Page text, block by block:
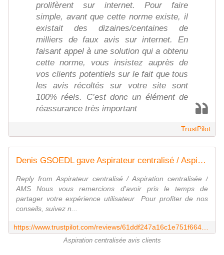
prolifèrent sur internet. Pour faire
simple, avant que cette norme existe, il
existait des dizaines/centaines de
milliers de faux avis sur internet. En
faisant appel à une solution qui a obtenu
cette norme, vous insistez auprès de
vos clients potentiels sur le fait que tous
les avis récoltés sur votre site sont
100% réels. C’est donc un élément de
réassurance très important
TrustPilot
Denis GSOEDL gave Aspirateur centralisé / Aspiration centralisée / AMS 5 stars. Check out the full review...
Reply from Aspirateur centralisé / Aspiration centralisée /
AMS Nous vous remercions d'avoir pris le temps de
partager votre expérience utilisateur ‎‍ Pour profiter de nos
conseils, suivez n...
Aspiration centralisée avis clients